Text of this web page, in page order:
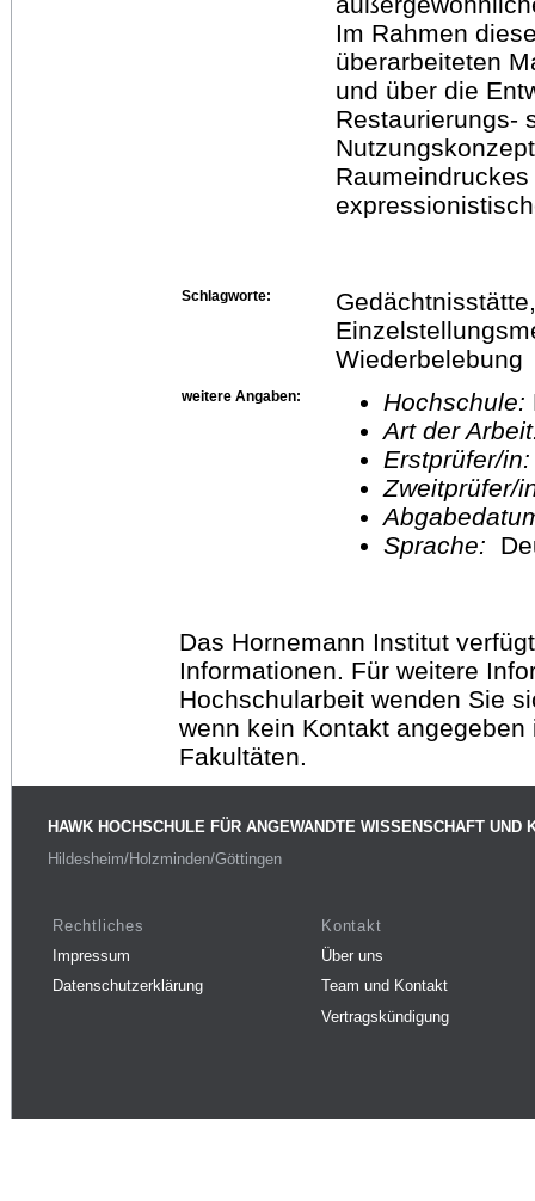
Im Rahmen
überarbeiteten
und über die
Restaurierungs-
Schlagworte:
Wiederbelebung
weitere Angaben: Hochschule:
Art der
Erstprüfer/
Sprache:
Das Hornemann Institut
Informationen. Für weitere
Hochschularbeit wenden Sie
wenn kein Kontakt
Fakultäten.
HAWK HOCHSCHULE FÜR ANGEWANDTE WISSENSCHAFT UND
Hildesheim/Holzminden/Göttingen
Rechtliches
Impressum
Datenschutzerklärung
Kontakt
Über uns
Team und Kontakt
Vertragskündigung